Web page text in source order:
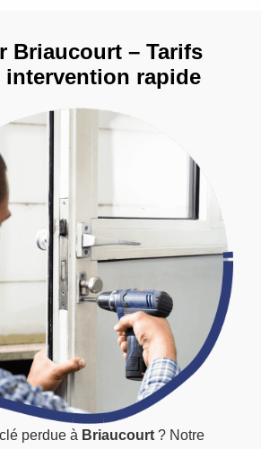
perdue à Briaucourt ? Notre
Briaucourt – Tarifs
intervention rapide